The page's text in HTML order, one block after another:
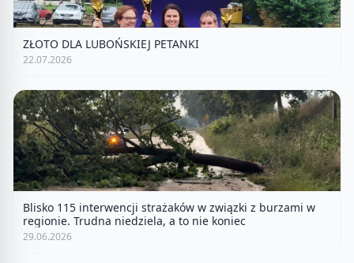
ZŁOTO DLA LUBOŃSKIEJ PETANKI
22.07.2026
Blisko 115 interwencji strażaków w związki z burzami w
regionie. Trudna niedziela, a to nie koniec
29.06.2026